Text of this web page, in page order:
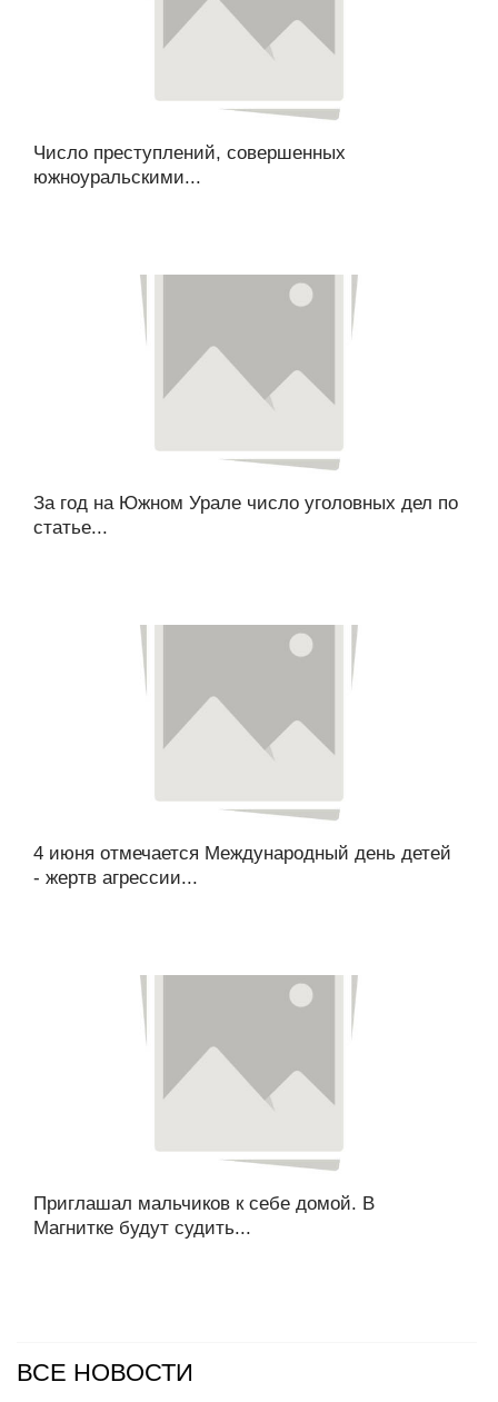
Число преступлений, совершенных
южноуральскими...
За год на Южном Урале число уголовных дел по
статье...
4 июня отмечается Международный день детей
- жертв агрессии...
Приглашал мальчиков к себе домой. В
Магнитке будут судить...
ВСЕ НОВОСТИ